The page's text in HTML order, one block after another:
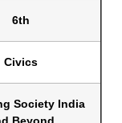
6th
Civics
Society India